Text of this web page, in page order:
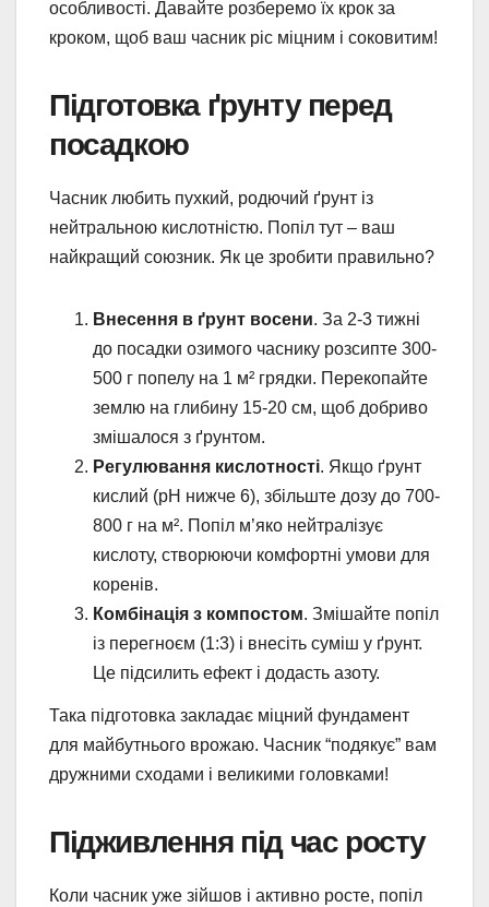
особливості. Давайте розберемо їх крок за
кроком, щоб ваш часник ріс міцним і соковитим!
Підготовка ґрунту перед
посадкою
Часник любить пухкий, родючий ґрунт із
нейтральною кислотністю. Попіл тут – ваш
найкращий союзник. Як це зробити правильно?
Внесення в ґрунт восени. За 2-3 тижні
до посадки озимого часнику розсипте 300-
500 г попелу на 1 м² грядки. Перекопайте
землю на глибину 15-20 см, щоб добриво
змішалося з ґрунтом.
Регулювання кислотності. Якщо ґрунт
кислий (pH нижче 6), збільште дозу до 700-
800 г на м². Попіл м’яко нейтралізує
кислоту, створюючи комфортні умови для
коренів.
Комбінація з компостом. Змішайте попіл
із перегноєм (1:3) і внесіть суміш у ґрунт.
Це підсилить ефект і додасть азоту.
Така підготовка закладає міцний фундамент
для майбутнього врожаю. Часник “подякує” вам
дружними сходами і великими головками!
Підживлення під час росту
Коли часник уже зійшов і активно росте, попіл